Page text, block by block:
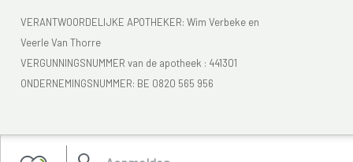
VERANTWOORDELIJKE APOTHEKER: Wim Verbeke en
Veerle Van Thorre
VERGUNNINGSNUMMER van de apotheek : 441301
ONDERNEMINGSNUMMER: BE 0820 565 956
Je vindt Apotheek Verbeke - Van Thorre in de FAGG lijst